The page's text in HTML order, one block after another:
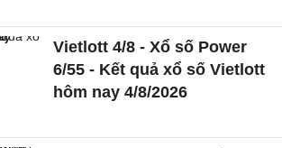
Vietlott 4/8 - Xổ số Power
6/55 - Kết quả xổ số Vietlott
hôm nay 4/8/2026